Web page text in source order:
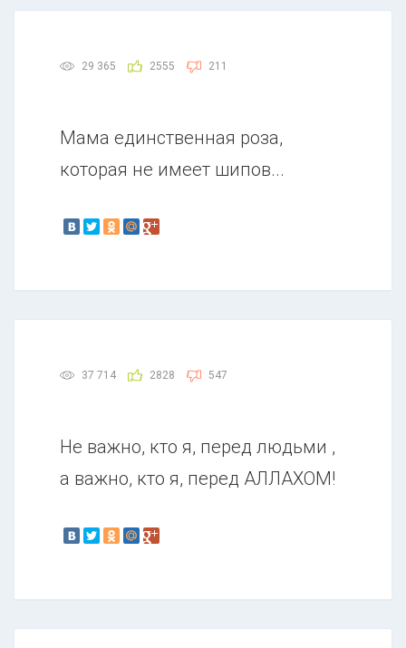
29 365 2555 211
Мама единственная роза,
которая не имеет шипов...
37 714 2828 547
Не важно, кто я, перед людьми ,
а важно, кто я, перед АЛЛАХОМ!